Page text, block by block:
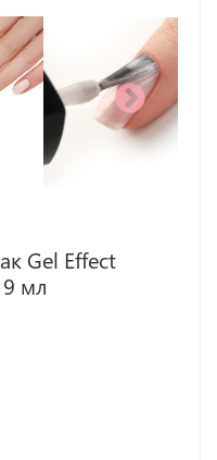
Gel Effect
мл